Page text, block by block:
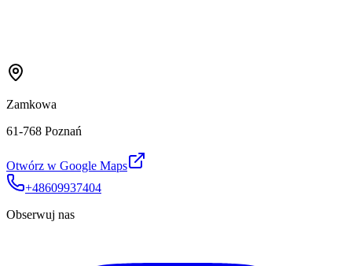
Zamkowa
61-768 Poznań
Otwórz w Google Maps
+48609937404
Obserwuj nas